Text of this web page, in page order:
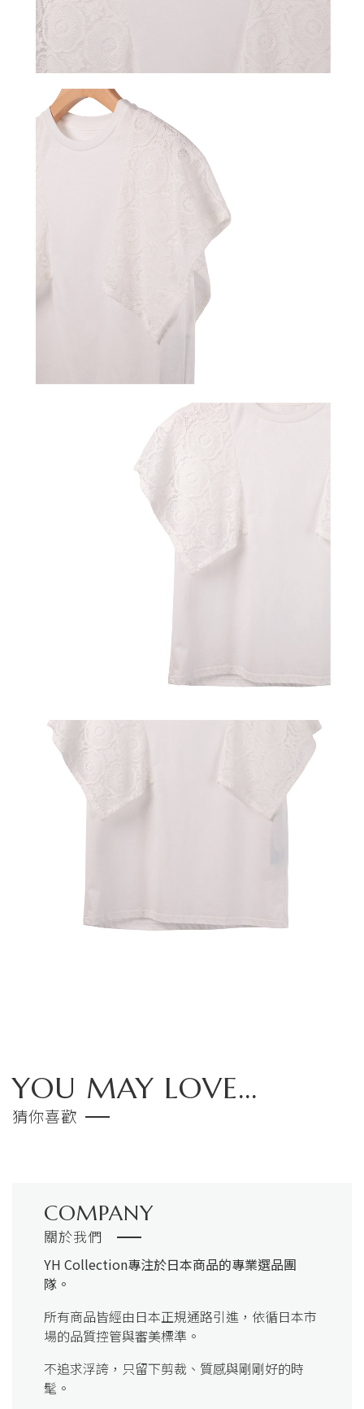
YOU MAY LOVE...
猜你喜歡
COMPANY
關於我們
YH Collection專注於日本商品的專業選品團
隊。
所有商品皆經由日本正規通路引進，依循日本市
場的品質控管與審美標準。
不追求浮誇，只留下剪裁、質感與剛剛好的時
髦。